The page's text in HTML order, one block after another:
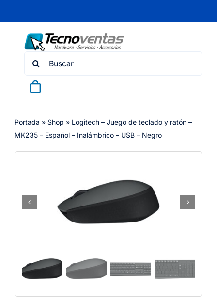
content
Search
Portada » Shop » Logitech – Juego de teclado y ratón –
MK235 – Español – Inalámbrico – USB – Negro